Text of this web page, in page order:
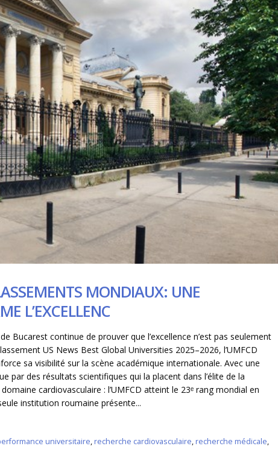
MONDIAUX: UNE
L’EXCELLENC
Bucarest continue de prouver que l’excellence n’est pas seulement
US News Best Global Universities 2025–2026, l’UMFCD
sa visibilité sur la scène académique internationale. Avec une
par des résultats scientifiques qui la placent dans l’élite de la
cardiovasculaire : l’UMFCD atteint le 23ᵉ rang mondial en
institution roumaine présente...
universitaire, recherche cardiovasculaire, recherche médicale,